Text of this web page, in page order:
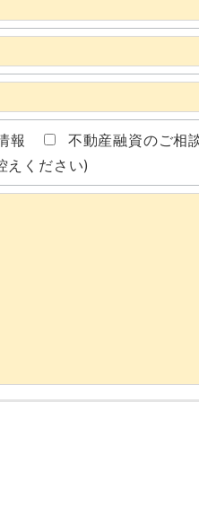
報 不動産融資のご相
えください)